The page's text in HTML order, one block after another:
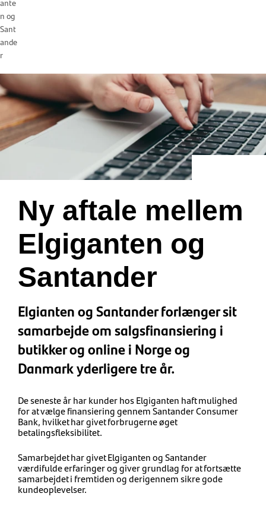
ante
n og
Sant
ande
r
Ny aftale mellem
Elgiganten og
Santander
Elgianten og Santander forlænger sit
samarbejde om salgsfinansiering i
butikker og online i Norge og
Danmark yderligere tre år.
De seneste år har kunder hos Elgiganten haft mulighed
for at vælge finansiering gennem Santander Consumer
Bank, hvilket har givet forbrugerne øget
betalingsfleksibilitet.
Samarbejdet har givet Elgiganten og Santander
værdifulde erfaringer og giver grundlag for at fortsætte
samarbejdet i fremtiden og derigennem sikre gode
kundeoplevelser.